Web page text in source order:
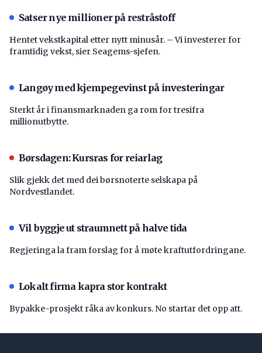
Satser nye millioner på restråstoff
Hentet vekstkapital etter nytt minusår. – Vi investerer for
framtidig vekst, sier Seagems-sjefen.
Langøy med kjempegevinst på investeringar
Sterkt år i finansmarknaden ga rom for tresifra
millionutbytte.
Børsdagen: Kursras for reiarlag
Slik gjekk det med dei børsnoterte selskapa på
Nordvestlandet.
Vil byggje ut straumnett på halve tida
Regjeringa la fram forslag for å møte kraftutfordringane.
Lokalt firma kapra stor kontrakt
Bypakke-prosjekt råka av konkurs. No startar det opp att.